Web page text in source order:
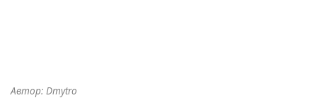
Автор: Dmytro